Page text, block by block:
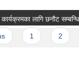
लागि छनौट
1 2